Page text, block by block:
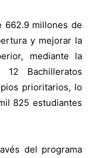
662.9 millones de
y mejorar la
mediante la
Bachilleratos
prioritarios, lo
825 estudiantes
del programa